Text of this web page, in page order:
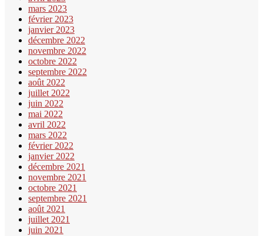
mars 2023
février 2023
janvier 2023
décembre 2022
novembre 2022
octobre 2022
septembre 2022
août 2022
juillet 2022
juin 2022
mai 2022
avril 2022
mars 2022
février 2022
janvier 2022
décembre 2021
novembre 2021
octobre 2021
septembre 2021
août 2021
juillet 2021
juin 2021